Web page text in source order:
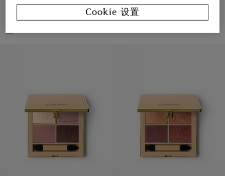
博柏利经典四色眼影盘 – 经典蜜金 01 号
¥590.00
博柏利卓越浓密睫毛膏 – 浓郁黑 01 号
¥380.00
Cookie 设置